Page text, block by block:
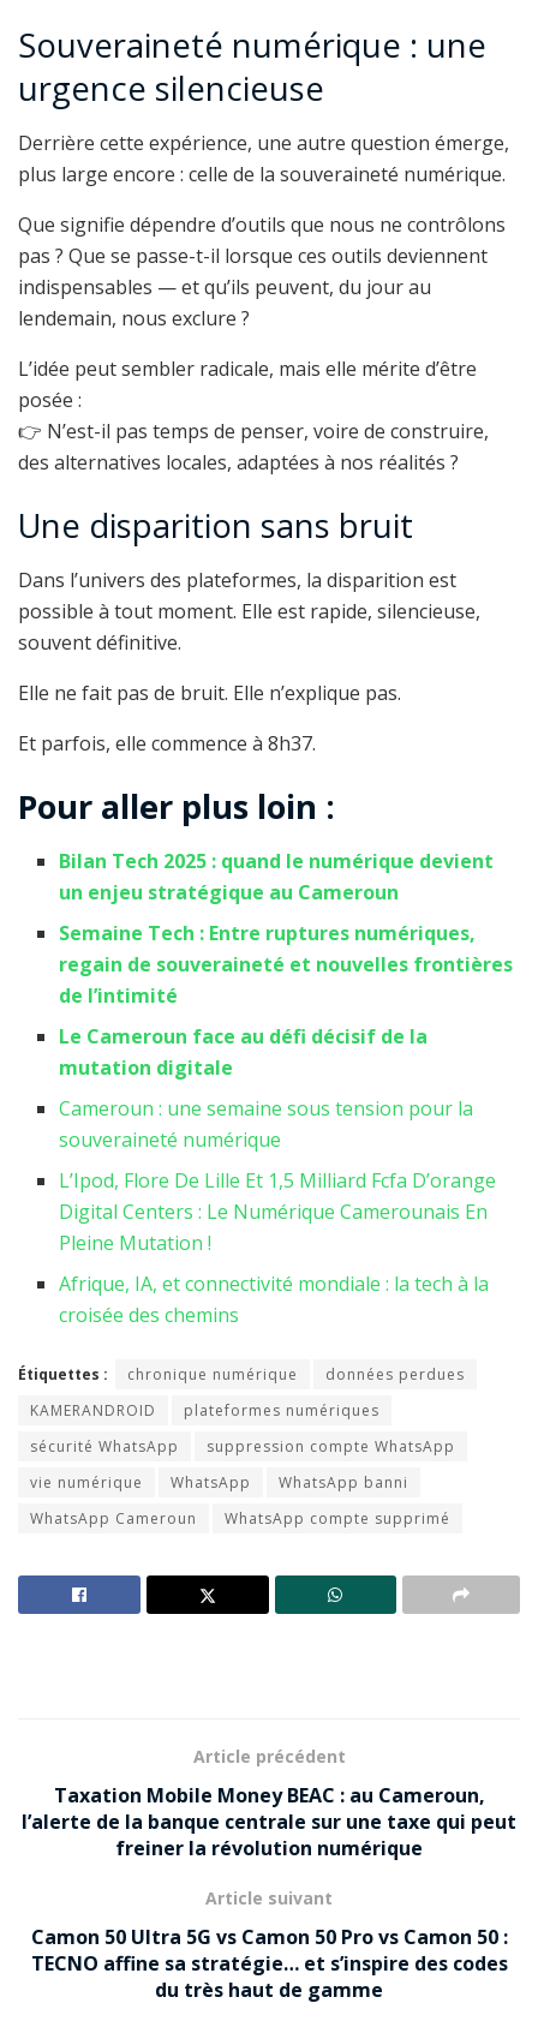
Souveraineté numérique : une
urgence silencieuse
Derrière cette expérience, une autre question émerge,
plus large encore : celle de la souveraineté numérique.
Que signifie dépendre d’outils que nous ne contrôlons
pas ? Que se passe-t-il lorsque ces outils deviennent
indispensables — et qu’ils peuvent, du jour au
lendemain, nous exclure ?
L’idée peut sembler radicale, mais elle mérite d’être
posée :
👉 N’est-il pas temps de penser, voire de construire,
des alternatives locales, adaptées à nos réalités ?
Une disparition sans bruit
Dans l’univers des plateformes, la disparition est
possible à tout moment. Elle est rapide, silencieuse,
souvent définitive.
Elle ne fait pas de bruit. Elle n’explique pas.
Et parfois, elle commence à 8h37.
Pour aller plus loin :
Bilan Tech 2025 : quand le numérique devient
un enjeu stratégique au Cameroun
Semaine Tech : Entre ruptures numériques,
regain de souveraineté et nouvelles frontières
de l’intimité
Le Cameroun face au défi décisif de la
mutation digitale
Cameroun : une semaine sous tension pour la
souveraineté numérique
L’Ipod, Flore De Lille Et 1,5 Milliard Fcfa D’orange
Digital Centers : Le Numérique Camerounais En
Pleine Mutation !
Afrique, IA, et connectivité mondiale : la tech à la
croisée des chemins
Étiquettes : chronique numérique
données perdues
KAMERANDROID
plateformes numériques
sécurité WhatsApp
suppression compte WhatsApp
vie numérique
WhatsApp
WhatsApp banni
WhatsApp Cameroun
WhatsApp compte supprimé
Article précédent
Taxation Mobile Money BEAC : au Cameroun,
l’alerte de la banque centrale sur une taxe qui peut
freiner la révolution numérique
Article suivant
Camon 50 Ultra 5G vs Camon 50 Pro vs Camon 50 :
TECNO affine sa stratégie… et s’inspire des codes
du très haut de gamme